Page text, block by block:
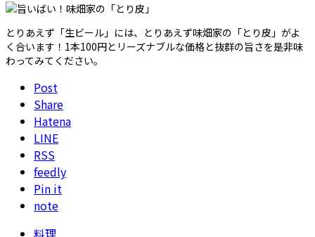
とりあえず「生ビール」には、とりあえず味畑家の「とり皮」がよ
く合います！1本100円とリーズナブルな価格と抜群の旨さを是非味
わってみてください。
Post
Share
Hatena
LINE
RSS
feedly
Pin it
note
料理